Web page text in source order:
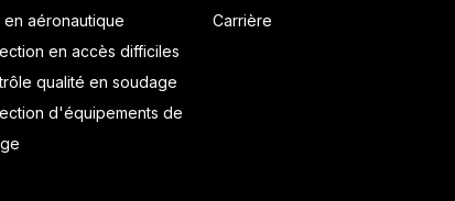
en aéronautique
en accès difficiles
qualité en soudage
d'équipements de
Carrière